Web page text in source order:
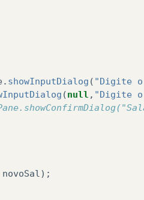
. showInputDialog ( "Digite
(null , "Digite o
novoSal );